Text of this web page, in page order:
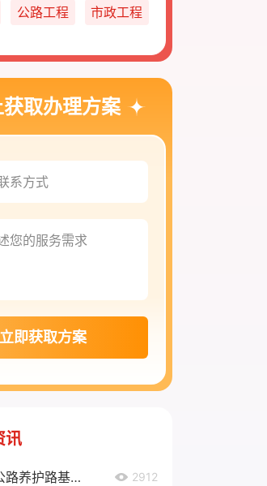
公路工程 市政工程
取办理方案
立即获取方案
讯
基路面乙级资质？ 2912